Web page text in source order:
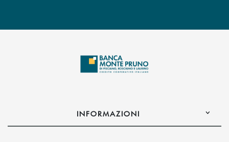
INFORMAZIONI